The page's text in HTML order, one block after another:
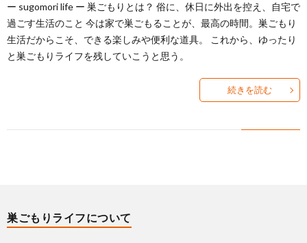
ブ
ク
ー sugomori life ー 巣ごもりとは？ 俗に、休日に外出を控え、自宅で
過ごす生活のこと 今は家で巣ごもることが、最高の時間。巣ごもり
生活だからこそ、できる楽しみや便利な道具。 これから、ゆったり
と巣ごもりライフを残していこうと思う。
続きを読む
巣ごもりライフについて